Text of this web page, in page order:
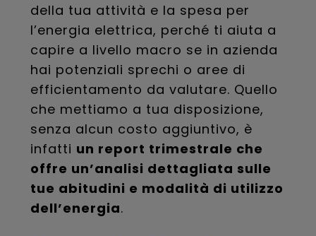
della tua attività e la spesa per
l’energia elettrica, perché ti aiuta a
capire a livello macro se in azienda
hai potenziali sprechi o aree di
efficientamento da valutare. Quello
che mettiamo a tua disposizione,
senza alcun costo aggiuntivo, è
infatti un report trimestrale che
offre un’analisi dettagliata sulle
tue abitudini e modalità di utilizzo
dell’energia.